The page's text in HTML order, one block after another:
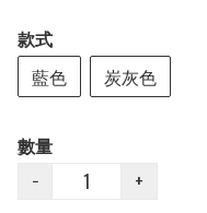
款式
藍色
炭灰色
數量
−
+